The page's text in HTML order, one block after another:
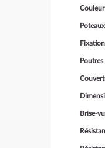
Couleur
Poutres
Brise-